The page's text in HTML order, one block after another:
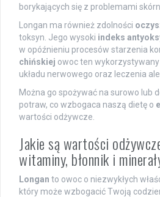
borykających się z problemami
Longan ma również zdolności
toksyn. Jego wysoki indeks
w opóźnieniu procesów starzenia
chińskiej owoc ten
układu nerwowego oraz leczenia
Można go spożywać na surowo lub
potraw, co wzbogaca naszą dietę o
wartości odżywcze.
Jakie są wartości
witaminy, błonnik i
Longan to owoc o niezwykłych
który może wzbogacić Twoją